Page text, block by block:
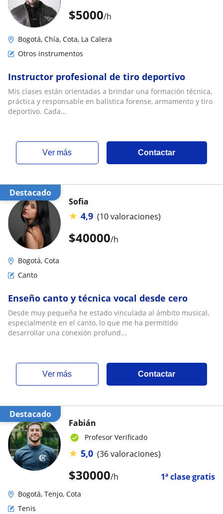
$5000/h
Bogotá, Chía, Cota, La Calera
Otros instrumentos
Instructor profesional de tiro deportivo
Mis clases están orientadas a brindar una formación técnica,
práctica y responsable en balística forense, armamento y tiro
deportivo. Cada...
ver más Contactar
Destacado
$40000/h
Sofia
★ 4,9 (10 valoraciones)
Bogotá, Cota
Canto
Enseño canto y técnica vocal desde cero
Desde muy pequeña he estado vinculada al ámbito musical,
especialmente en el canto, lo que me ha permitido
desarrollar una conexión profund...
ver más Contactar
Destacado
$30000/h 1ª clase gratis
Fabián
Profesor Verificado
★ 5,0 (36 valoraciones)
Bogotá, Tenjo, Cota
Tenis